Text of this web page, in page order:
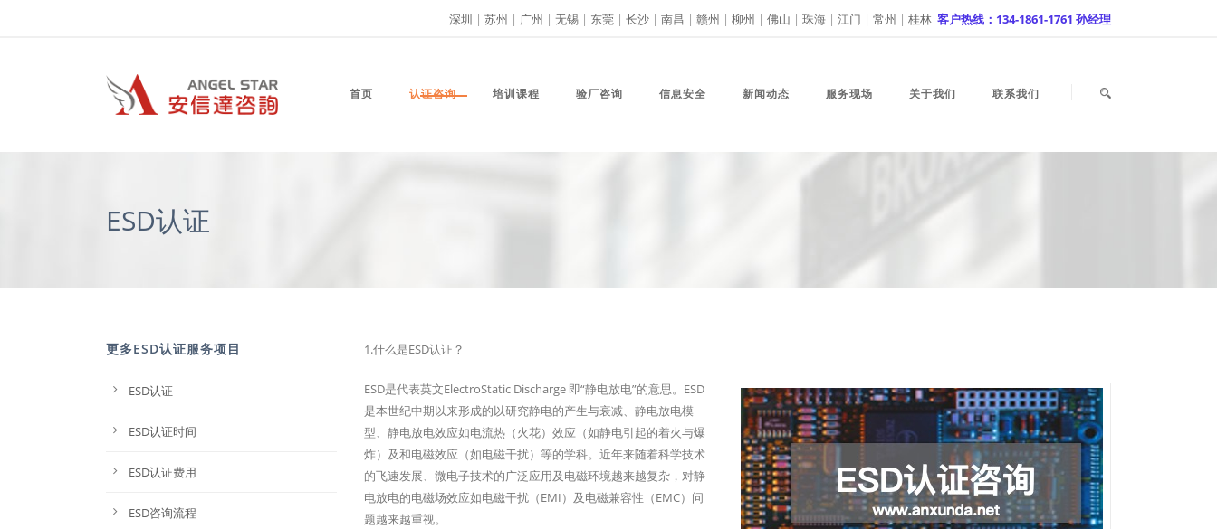
深圳 | 苏州 | 广州 | 无锡 | 东莞 | 长沙 | 南昌 | 赣州 | 柳州 | 佛山 | 珠海 | 江门 | 常州 | 桂林 客户热线：134-1861-1761 孙经理
首页 认证咨询 培训课程 验厂咨询 信息安全 新闻动态 服务现场 关于我们 联系我们
ESD认证
1.什么是ESD认证？
ESD是代表英文ElectroStatic Discharge 即“静电放电”的意思。ESD
是本世纪中期以来形成的以研究静电的产生与衰减、静电放电模
型、静电放电效应如电流热（火花）效应（如静电引起的着火与爆
炸）及和电磁效应（如电磁干扰）等的学科。近年来随着科学技术
的飞速发展、微电子技术的广泛应用及电磁环境越来越复杂，对静
电放电的电磁场效应如电磁干扰（EMI）及电磁兼容性（EMC）问
题越来越重视。
更多ESD认证服务项目
ESD认证
ESD认证时间
ESD认证费用
ESD咨询流程